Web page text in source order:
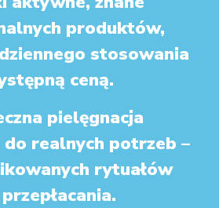
produktów,
stosowania
ceną.
pielęgnacja
realnych potrzeb –
rytuałów